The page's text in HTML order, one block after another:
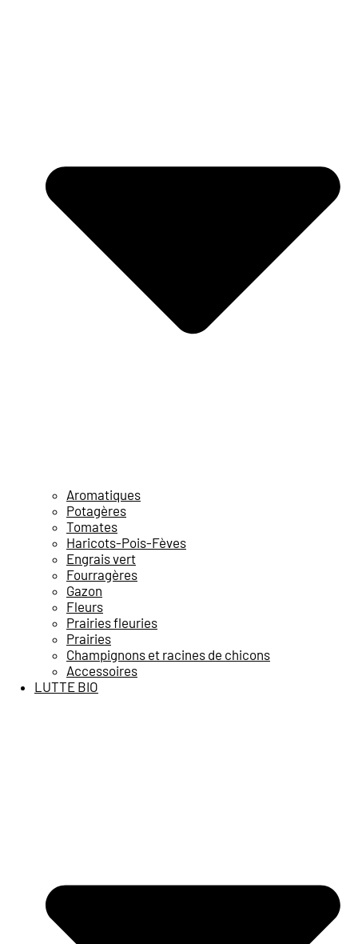
Aromatiques
Potagères
Tomates
Haricots-Pois-Fèves
Engrais vert
Fourragères
Gazon
Fleurs
Prairies fleuries
Prairies
Champignons et racines de chicons
Accessoires
LUTTE BIO